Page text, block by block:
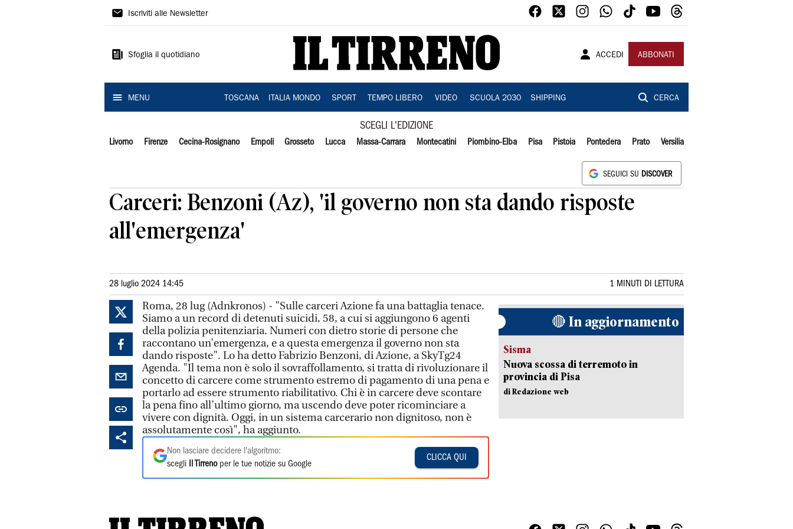
Il
Iscriviti alle Newsletter
Sfoglia il quotidiano ACCEDI ABBONATI
MENU TOSCANA ITALIA MONDO SPORT TEMPO LIBERO VIDEO SCUOLA 2030 SHIPPING CERCA
SCEGLI L'EDIZIONE
Livorno Firenze Cecina-Rosignano Empoli Grosseto Lucca Massa-Carrara Montecatini Piombino-Elba Pisa Pistoia Pontedera Prato Versilia
SEGUICI SU DISCOVER
Carceri: Benzoni (Az), 'il governo non sta dando risposte
all'emergenza'
28 luglio 2024 14:45 1 MINUTI DI LETTURA
Roma, 28 lug (Adnkronos) - "Sulle carceri Azione fa una battaglia tenace.
Siamo a un record di detenuti suicidi, 58, a cui si aggiungono 6 agenti
della polizia penitenziaria. Numeri con dietro storie di persone che
raccontano un’emergenza, e a questa emergenza il governo non sta
dando risposte". Lo ha detto Fabrizio Benzoni, di Azione, a SkyTg24
Agenda. "Il tema non è solo il sovraffollamento, si tratta di rivoluzionare il
concetto di carcere come strumento estremo di pagamento di una pena e
portarlo ad essere strumento riabilitativo. Chi è in carcere deve scontare
la pena fino all’ultimo giorno, ma uscendo deve poter ricominciare a
vivere con dignità. Oggi, in un sistema carcerario non dignitoso, non è
assolutamente così", ha aggiunto.
Non lasciare decidere l'algoritmo:
scegli
Il Tirrenoper le tue notizie su Google
CLICCA QUI
🔴 In aggiornamento
Sisma
Nuova scossa di terremoto in
provincia di Pisa
di Redazione web